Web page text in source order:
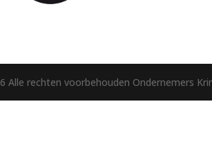
Alle rechten voorbehouden Ondernemers